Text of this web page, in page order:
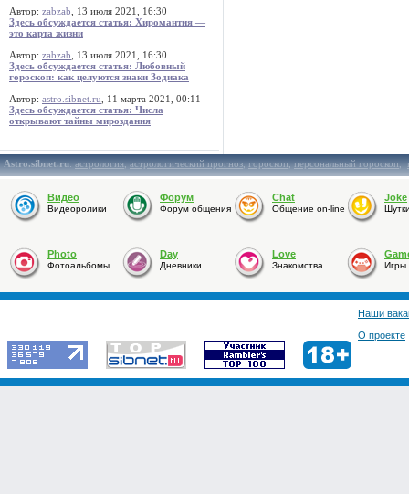
Автор: zabzab , 13 июля 2021, 16:30
Здесь обсуждается статья: Хиромантия —
это карта жизни
Автор: zabzab , 13 июля 2021, 16:30
Здесь обсуждается статья: Любовный
гороскоп: как целуются знаки Зодиака
Автор: astro.sibnet.ru , 11 марта 2021, 00:11
Здесь обсуждается статья: Числа
открывают тайны мироздания
Astro.sibnet.ru:астрология,астрологический прогноз,гороскоп,персональный гороскоп,
Видео
Видеоролики
Форум
Форум общения
Chat
Общение on-line
Joke
Photo
Фотоальбомы
Day
Дневники
Love
Знакомства Игры
Наши
О проекте